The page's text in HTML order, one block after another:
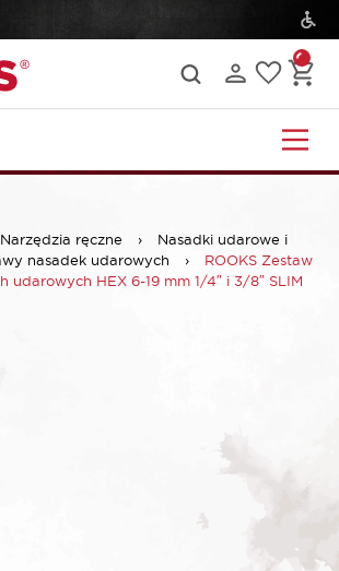
Narzędzia ręczne ›
Nasadki udarowe i
nasadek udarowych ›
ROOKS Zestaw
udarowych HEX 6-19 mm 1/4″ i 3/8″ SLIM